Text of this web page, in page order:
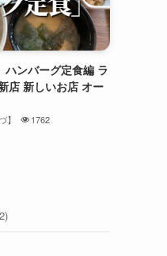
ハンバーグ定食編 ラ
店 新しいお店 オー
】 1762